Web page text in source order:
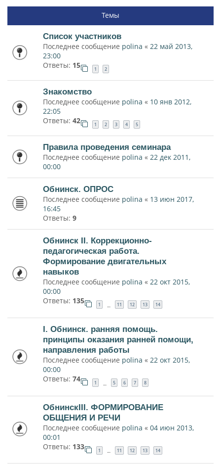
Темы
Список участников
Последнее сообщение polina « 22 май 2013,
23:00
Ответы: 15 1 2
Знакомство
Последнее сообщение polina « 10 янв 2012,
22:05
Ответы: 42 1 2 3 4 5
Правила проведения семинара
Последнее сообщение polina « 22 дек 2011,
00:00
Обнинск. ОПРОС
Последнее сообщение polina « 13 июн 2017,
16:45
Ответы: 9
Обнинск II. Коррекционно-
педагогическая работа.
Формирование двигательных
навыков
Последнее сообщение polina « 22 окт 2015,
00:00
Ответы: 135 1 … 11 12 13 14
I. Обнинск. ранняя помощь.
принципы оказания ранней помощи,
направления работы
Последнее сообщение polina « 22 окт 2015,
00:00
Ответы: 74 1 5 6 7 8
ОбнинскIII. ФОРМИРОВАНИЕ
ОБЩЕНИЯ И РЕЧИ
Последнее сообщение polina « 04 июн 2013,
00:01
Ответы: 133 1 … 11 12 13 14